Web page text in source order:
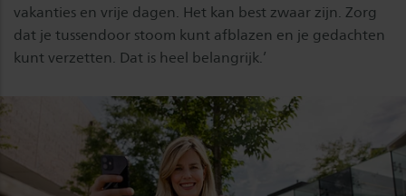
vakanties en vrije dagen. Het kan best zwaar zijn. Zorg
dat je tussendoor stoom kunt afblazen en je gedachten
kunt verzetten. Dat is heel belangrijk.’